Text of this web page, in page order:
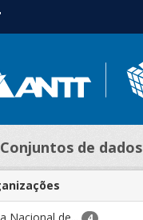
Conjuntos de dados
Nacional de...